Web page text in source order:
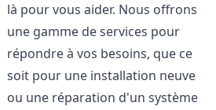
là pour vous aider. Nous offrons
une gamme de services pour
répondre à vos besoins, que ce
soit pour une installation neuve
ou une réparation d'un système